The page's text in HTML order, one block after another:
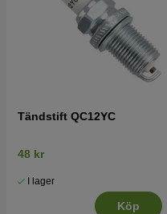
Tändstift QC12YC
48 kr
I lager
Köp